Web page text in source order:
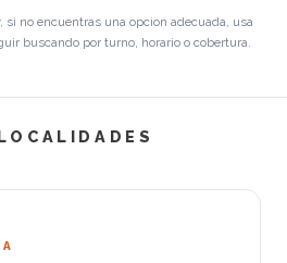
si no encuentras una opcion adecuada, usa
buscando por turno, horario o cobertura.